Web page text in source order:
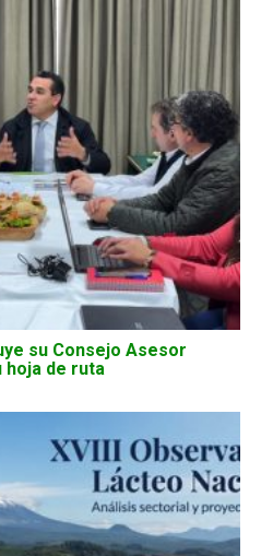
su Consejo Asesor
hoja de ruta